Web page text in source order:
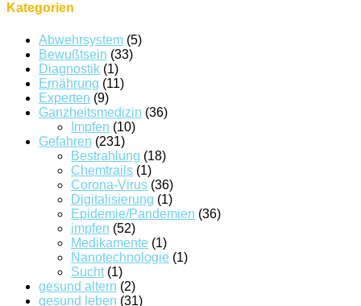
Kategorien
Abwehrsystem (5)
Bewußtsein (33)
Diagnostik (1)
Ernährung (11)
Experten (9)
Ganzheitsmedizin (36)
Impfen (10)
Gefahren (231)
Bestrahlung (18)
Chemtrails (1)
Corona-Virus (36)
Digitalisierung (1)
Epidemie/Pandemien (36)
impfen (52)
Medikamente (1)
Nanotechnologie (1)
Sucht(1)
gesund altern (2)
gesund leben (31)